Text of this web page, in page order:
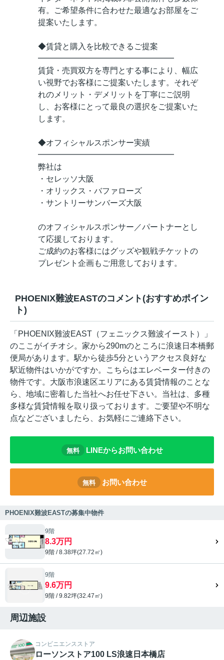
有。ご希望条件に合わせた最適なお部屋をご
提案いたします。
◆賃貸と購入を比較できるご提案
━━━━━━━━━━━━━━━━━
賃貸・売買双方を専門とする事により、幅広
い視野でお客様にご提案いたします。それぞ
れのメリット・デメリットを丁寧にご説明
し、お客様にとって最良の選択をご提案いた
します。
◆オフィシャルスポンサー実績
━━━━━━━━━━━━━━━━━
弊社は
・セレッソ大阪
・オリックス・バファローズ
・サントリーサンバーズ大阪
のオフィシャルスポンサー／パートナーとし
て応援しております。
ご成約のお客様にはグッズや観戦チケットの
プレゼント企画もご用意しております。
PHOENIX難波EASTのコメント(おすすめポイン
ト)
「PHOENIX難波EAST（フェニックス難波イースト）」
のここがイチオシ。家から290mのところに浪速日本橋郵
便局があります。駅から徒歩5分というアクセス良好な
駅近物件はいかがですか。こちらはエレベーター付きの
物件です。大阪市浪速区エリアにある賃貸情報のことな
ら、地域に密着した当社へお任せ下さい。当社は、多種
多様な賃貸情報を取り扱っております。ご要望や不明な
点などございましたら、お気軽にご連絡下さい。
無料 LINEからお問い合わせ
無料 お問い合わせ
PHOENIX難波EASTの募集中物件
9階
8.3万円
9階 / 8.38坪(27.72㎡)
9階
9.6万円
9階 / 9.82坪(32.47㎡)
周辺施設
コンビニエンスストア
ローソンストア100 LS浪速日本橋店